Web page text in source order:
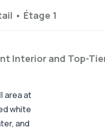
• Étage 1
Interior and Top-
area at
white
and